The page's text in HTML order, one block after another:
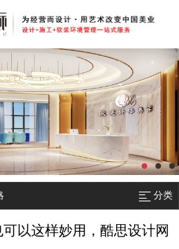
分类
以这样妙用，酷思设计网